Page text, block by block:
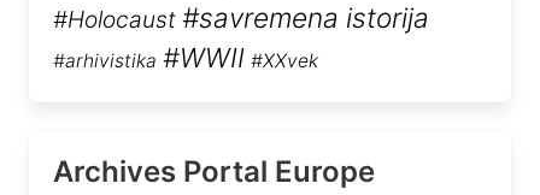
#Holocaust #savremena istorija
#arhivistika #WWII #XXvek
Archives Portal Europe